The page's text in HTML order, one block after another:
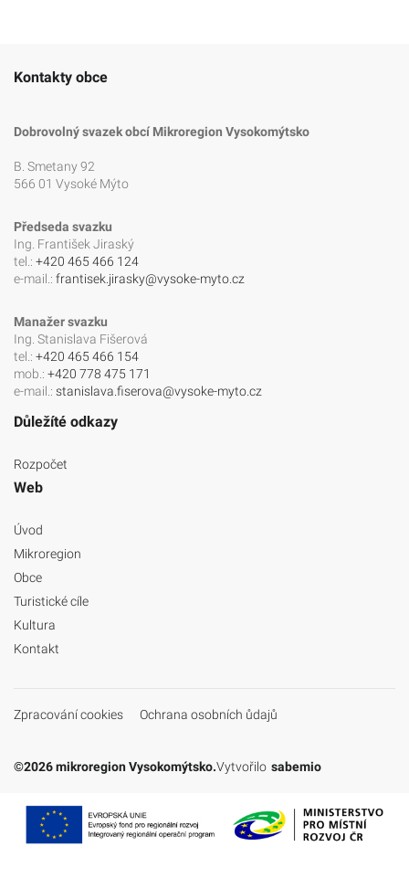
Kontakty obce
Dobrovolný svazek obcí Mikroregion Vysokomýtsko
B. Smetany 92
566 01 Vysoké Mýto
Předseda svazku
Ing. František Jiraský
tel.: +420 465 466 124
e-mail.: frantisek.jirasky@vysoke-myto.cz
Manažer svazku
Ing. Stanislava Fišerová
tel.: +420 465 466 154
mob.: +420 778 475 171
e-mail.: stanislava.fiserova@vysoke-myto.cz
Důležíté odkazy
Rozpočet
Web
Úvod
Mikroregion
Obce
Turistické cíle
Kultura
Kontakt
Zpracování cookies Ochrana osobních ůdajů
©2026 mikroregion Vysokomýtsko.Vytvořilo sabemio